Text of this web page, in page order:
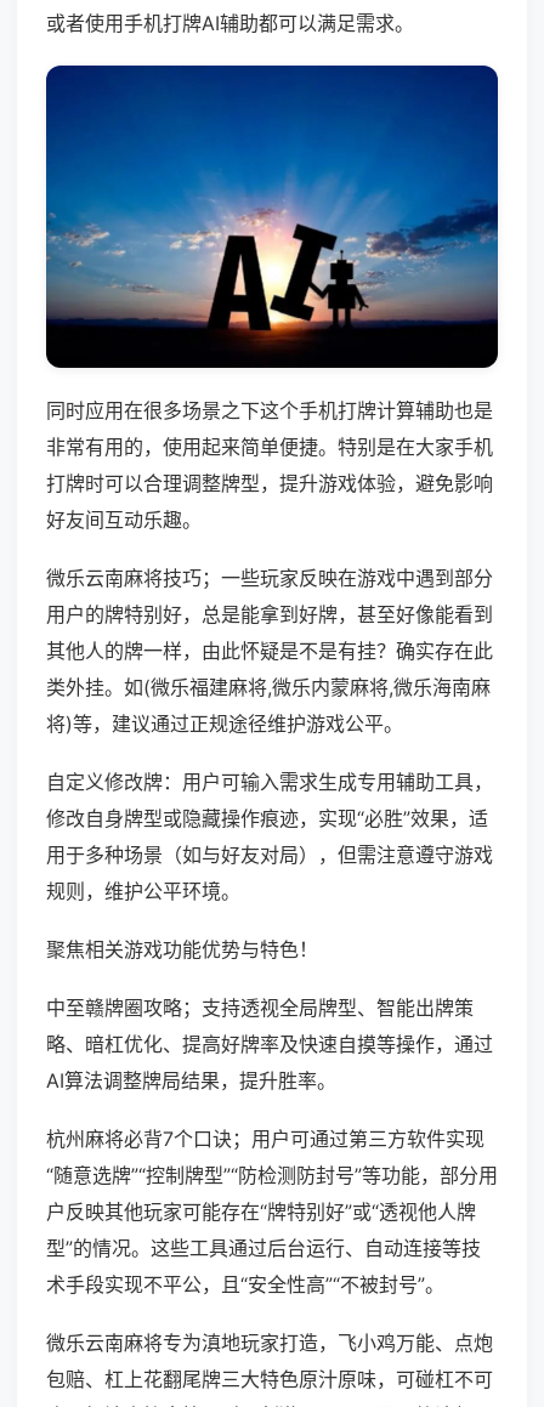
或者使用手机打牌AI辅助都可以满足需求。
同时应用在很多场景之下这个手机打牌计算辅助也是
非常有用的，使用起来简单便捷。特别是在大家手机
打牌时可以合理调整牌型，提升游戏体验，避免影响
好友间互动乐趣。
微乐云南麻将技巧；一些玩家反映在游戏中遇到部分
用户的牌特别好，总是能拿到好牌，甚至好像能看到
其他人的牌一样，由此怀疑是不是有挂？确实存在此
类外挂。如(微乐福建麻将,微乐内蒙麻将,微乐海南麻
将)等，建议通过正规途径维护游戏公平。
自定义修改牌：用户可输入需求生成专用辅助工具，
修改自身牌型或隐藏操作痕迹，实现“必胜”效果，适
用于多种场景（如与好友对局），但需注意遵守游戏
规则，维护公平环境。
聚焦相关游戏功能优势与特色！
中至赣牌圈攻略；支持透视全局牌型、智能出牌策
略、暗杠优化、提高好牌率及快速自摸等操作，通过
AI算法调整牌局结果，提升胜率。
杭州麻将必背7个口诀；用户可通过第三方软件实现
“随意选牌”“控制牌型”“防检测防封号”等功能，部分用
户反映其他玩家可能存在“牌特别好”或“透视他人牌
型”的情况。这些工具通过后台运行、自动连接等技
术手段实现不平公，且“安全性高”“不被封号”。
微乐云南麻将专为滇地玩家打造，飞小鸡万能、点炮
包赔、杠上花翻尾牌三大特色原汁原味，可碰杠不可